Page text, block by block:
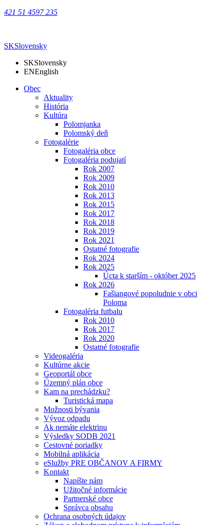
421 51 4597 235
SKSlovensky
SKSlovensky
ENEnglish
Obec
Aktuality
História
Kultúra
Polomjanka
Polomský deň
Fotogalérie
Fotogaléria obce
Fotogaléria podujatí
Rok 2007
Rok 2009
Rok 2010
Rok 2013
Rok 2015
Rok 2017
Rok 2018
Rok 2019
Rok 2021
Ostatné fotografie
Rok 2024
Rok 2025
Úcta k starším - október 2025
Rok 2026
Fašiangové popoludnie v obci
Poloma
Fotogaléria futbalu
Rok 2010
Rok 2017
Rok 2020
Ostatné fotografie
Videogaléria
Kultúrne akcie
Geoportál obce
Územný plán obce
Kam na prechádzku?
Turistická mapa
Možnosti bývania
Vývoz odpadu
Ak nemáte elektrinu
Výsledky SODB 2021
Cestovné poriadky
Mobilná aplikácia
eSlužby PRE OBČANOV A FIRMY
Kontakt
Napíšte nám
Užitočné informácie
Partnerské obce
Správca obsahu
Ochrana osobných údajov